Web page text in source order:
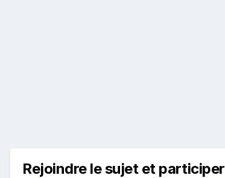
Rejoindre le sujet et participer